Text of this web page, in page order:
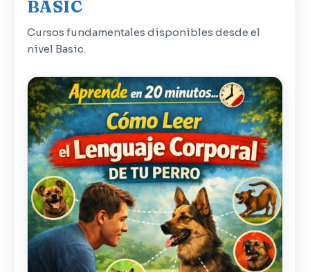
BASIC
Cursos fundamentales disponibles desde el
nivel Basic.